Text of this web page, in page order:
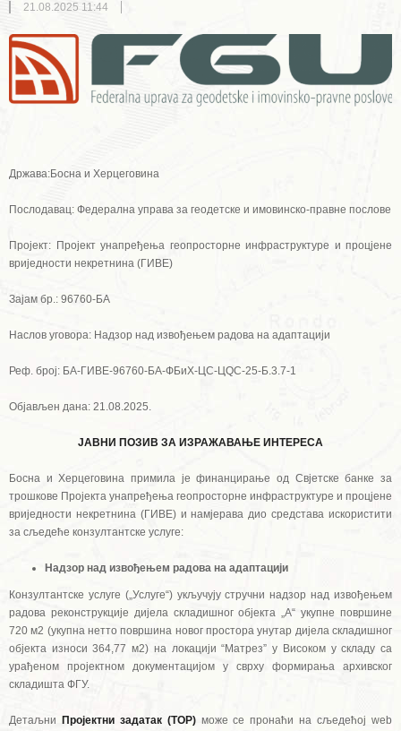
21.08.2025 11:44
Држава:Босна и Херцеговина
Послодавац: Федерална управа за геодетске и имовинско-правне послове
Пројект: Пројект унапређења геопросторне инфраструктуре и процјене
вриједности некретнина (ГИВЕ)
Зајам бр.: 96760-БА
Наслов уговора: Надзор над извођењем радова на адаптацији
Реф. број: БА-ГИВЕ-96760-БА-ФБиХ-ЦС-ЦQС-25-Б.3.7-1
Објављен дана: 21.08.2025.
ЈАВНИ ПОЗИВ ЗА ИЗРАЖАВАЊЕ ИНТЕРЕСА
Босна и Херцеговина примила је финанцирање од Свјетске банке за
трошкове Пројекта унапређења геопросторне инфраструктуре и процјене
вриједности некретнина (ГИВЕ) и намјерава дио средстава искористити
за сљедеће конзултантске услуге:
Надзор над извођењем радова на адаптацији
Конзултантске услуге („Услуге“) укључују стручни надзор над извођењем
радова реконструкције дијела складишног објекта „А“ укупне површине
720 м2 (укупна нетто површина новог простора унутар дијела складишног
објекта износи 364,77 м2) на локацији “Матрез” у Високом у складу са
урађеном пројектном документацијом у сврху формирања архивског
складишта ФГУ.
Детаљни Пројектни задатак (ТОР)може се пронаћи на сљедећој web